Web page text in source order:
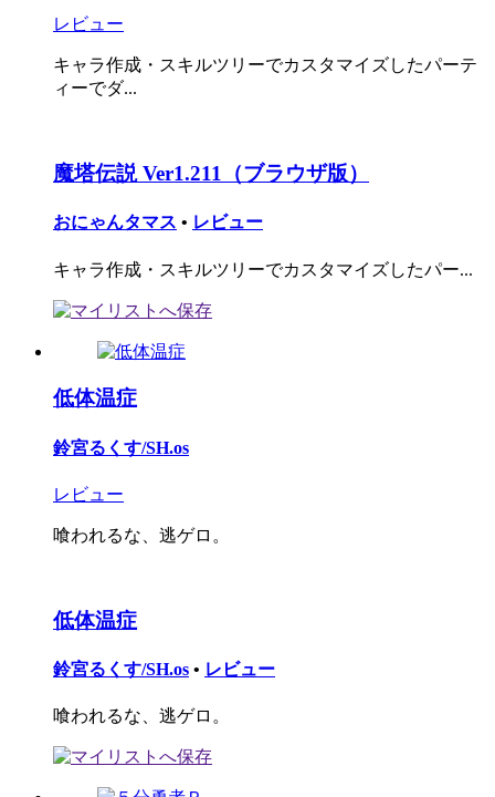
レビュー
キャラ作成・スキルツリーでカスタマイズしたパーテ
ィーでダ...
魔塔伝説 Ver1.211（ブラウザ版）
おにゃんタマス • レビュー
キャラ作成・スキルツリーでカスタマイズしたパー...
低体温症
鈴宮るくす/SH.os
レビュー
喰われるな、逃ゲロ。
低体温症
鈴宮るくす/SH.os • レビュー
喰われるな、逃ゲロ。